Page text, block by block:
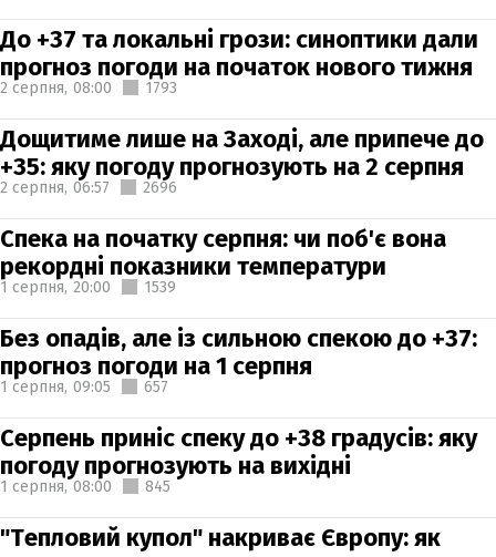
До +37 та локальні грози: синоптики дали
прогноз погоди на початок нового тижня
2 серпня, 08:00 1793
Дощитиме лише на Заході, але припече до
+35: яку погоду прогнозують на 2 серпня
2 серпня, 06:57 2696
Спека на початку серпня: чи поб'є вона
рекордні показники температури
1 серпня, 20:00 1539
Без опадів, але із сильною спекою до +37:
прогноз погоди на 1 серпня
1 серпня, 09:05 657
Серпень приніс спеку до +38 градусів: яку
погоду прогнозують на вихідні
1 серпня, 08:00 845
"Тепловий купол" накриває Європу: як